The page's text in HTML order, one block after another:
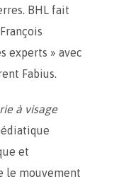
BHL fait
experts » avec
Fabius.
à visage
et
le mouvement